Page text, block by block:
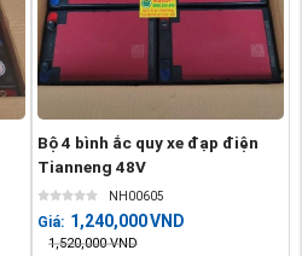
Bộ 4 bình ắc quy xe đạp điện
Tianneng 48V
NH00605
Giá: 1,240,000VND
1,520,000 VND